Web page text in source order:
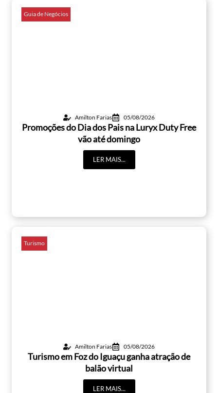
Guia de Negócios
Amilton Farias 05/08/2026
Promoções do Dia dos Pais na Luryx Duty Free
vão até domingo
LER MAIS...
Turismo
Amilton Farias 05/08/2026
Turismo em Foz do Iguaçu ganha atração de
balão virtual
LER MAIS...